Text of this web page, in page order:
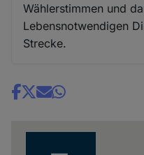
Wählerstimmen und
Lebensnotwendigen
Strecke.
Share